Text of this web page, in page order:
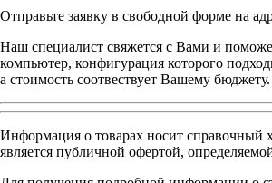
Отправьте заявку в свободной форме на
Наш специалист свяжется с Вами и
компьютер, конфигурация которого
а стоимость соотвествует Вашему бюджету.
Информация о товарах носит справочный
является публичной офертой,